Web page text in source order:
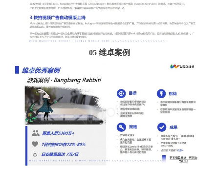
05 维卓案例